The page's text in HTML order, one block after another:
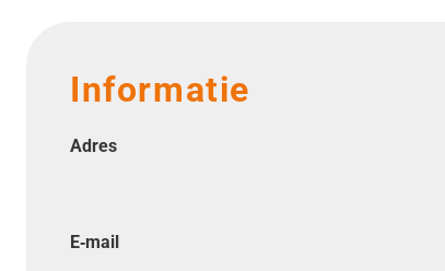
Informatie
Adres
E‑mail